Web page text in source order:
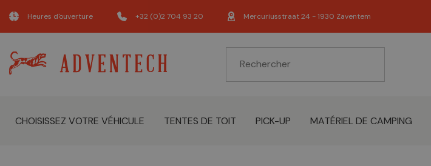
Heures d'ouverture +32 (0)2 704 93 20 Mercuriusstraat 24 - 1930 Zaventem
CHOISISSEZ VOTRE VÉHICULE TENTES DE TOIT PICK-UP MATÉRIEL DE CAMPING